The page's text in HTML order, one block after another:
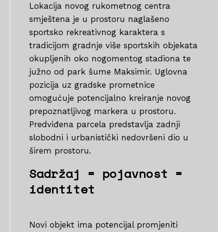
Lokacija novog rukometnog centra
smještena je u prostoru naglašeno
sportsko rekreativnog karaktera s
tradicijom gradnje više sportskih objekata
okupljenih oko nogomentog stadiona te
južno od park šume Maksimir. Uglovna
pozicija uz gradske prometnice
omogućuje potencijalno kreiranje novog
prepoznatljivog markera u prostoru.
Predviđena parcela predstavlja zadnji
slobodni i urbanistički nedovršeni dio u
širem prostoru.
Sadržaj = pojavnost =
identitet
Novi objekt ima potencijal promjeniti